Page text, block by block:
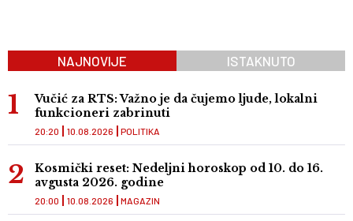
NAJNOVIJE ISTAKNUTO
Vučić za RTS: Važno je da čujemo ljude, lokalni
funkcioneri zabrinuti
POLITIKA
20:20 10.08.2026
Kosmički reset: Nedeljni horoskop od 10. do 16.
avgusta 2026. godine
MAGAZIN
20:00 10.08.2026